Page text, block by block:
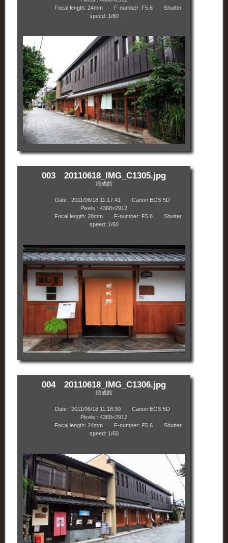
Focal length: 24mm F-number: F5.6 Shutter
speed: 1/80
003 20110618_IMG_C1305.jpg
織成館
Date : 2011/06/18 11:17:41 Canon EOS 5D
Pixels : 4368×2912
Focal length: 28mm F-number: F5.6 Shutter
speed: 1/60
004 20110618_IMG_C1306.jpg
織成館
Date : 2011/06/18 11:18:30 Canon EOS 5D
Pixels : 4368×2912
Focal length: 24mm F-number: F5.6 Shutter
speed: 1/60